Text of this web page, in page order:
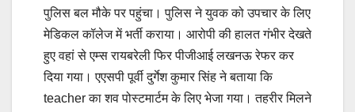
पुलिस बल मौके पर पहुंचा। पुलिस ने युवक को उपचार के लिए
मेडिकल कॉलेज में भर्ती कराया। आरोपी की हालत गंभीर देखते
हुए वहां से एम्स रायबरेली फिर पीजीआई लखनऊ रेफर कर
दिया गया। एएसपी पूर्वी दुर्गेश कुमार सिंह ने बताया कि
teacher का शव पोस्टमार्टम के लिए भेजा गया। तहरीर मिलने